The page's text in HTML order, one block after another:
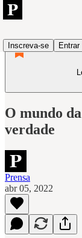
Inscreva-se
Entrar
O mundo
verdade
Prensa
abr 05, 2022